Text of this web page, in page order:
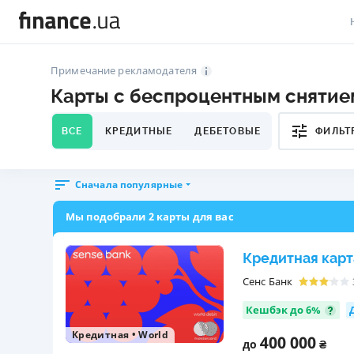
Примечание рекламодателя
Карты с беспроцентным
ВСЕ КРЕДИТНЫЕ ДЕБЕТОВЫЕ
Сначала популярные
Мы подобрали 2 карты для вас
Кредитная
Сенс Банк
Кредитная •World
Кешбэк до 6%
до 400 000 ₴